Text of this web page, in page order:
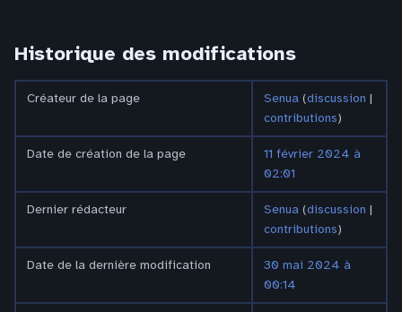
Historique des modifications
Créateur de la page Senua (discussion |
contributions)
Date de création de la page
11 février 2024 à
02:01
Dernier rédacteur Senua (discussion |
contributions)
Date de la dernière modification
30 mai 2024 à
00:14